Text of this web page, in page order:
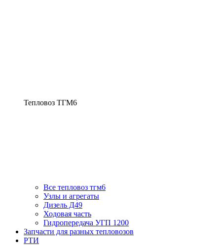
Тепловоз ТГМ6
Все тепловоз тгм6
Узлы и агрегаты
Дизель Д49
Ходовая часть
Гидропередача УГП 1200
Запчасти для разных тепловозов
РТИ